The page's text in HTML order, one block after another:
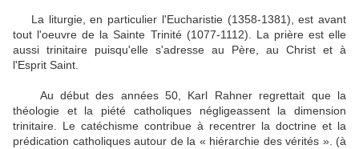
La liturgie, en particulier l'Eucharistie (1358-1381), est avant
tout l'oeuvre de la Sainte Trinité (1077-1112). La prière est elle
aussi trinitaire puisqu'elle s'adresse au Père, au Christ et à
l'Esprit Saint.
Au début des années 50, Karl Rahner regrettait que la
théologie et la piété catholiques négligeassent la dimension
trinitaire. Le catéchisme contribue à recentrer la doctrine et la
prédication catholiques autour de la « hiérarchie des vérités ». (à